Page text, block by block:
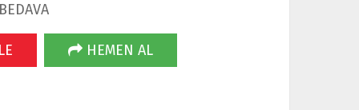
HEMEN AL